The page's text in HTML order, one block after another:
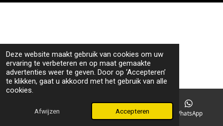
Deze website maakt gebruik van cookies om uw
ervaring te verbeteren en op maat gemaakte
advertenties weer te geven. Door op ‘Accepteren’
te klikken, gaat u akkoord met het gebruik van alle
cookies.
Afwijzen Accepteren
TikTok WhatsApp